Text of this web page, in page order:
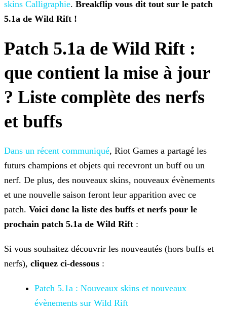
skins Calligraphie. Breakflip vous dit tout sur le patch
5.1a de Wild Rift !
Patch 5.1a de Wild Rift :
que contient la mise à jour
? Liste complète des nerfs
et buffs
Dans un récent communiqué, Riot Games a partagé les
futurs champions et objets qui recevront un buff ou un
nerf. De plus, des nouveaux skins, nouveaux évènements
et une nouvelle saison feront leur apparition avec ce
patch. Voici donc la liste des buffs et nerfs pour le
prochain patch 5.1a de Wild Rift :
Si vous souhaitez découvrir les nouveautés (hors buffs et
nerfs), cliquez ci-dessous :
Patch 5.1a : Nouveaux skins et nouveaux
évènements sur Wild Rift